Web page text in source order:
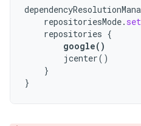
repositoriesMode. set
repositories {
google()
jcenter()
}
}